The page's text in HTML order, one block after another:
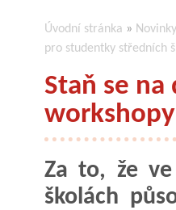
Úvodní stránka »
pro studentky středních
Staň se
Za to, že
školách